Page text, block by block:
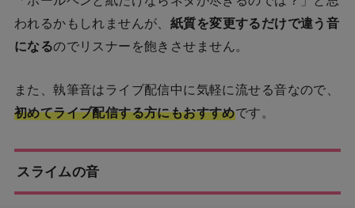
われるかもしれませんが、 紙質を変更するだけで違う音
になるのでリスナーを飽きさせません。
また、執筆音はライブ配信中に気軽に流せる音なので、
初めてライブ配信する方にもおすすめです。
スライムの音